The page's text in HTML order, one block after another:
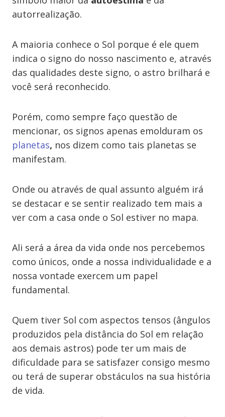
autorrealização.
A maioria conhece o Sol porque é ele quem
indica o signo do nosso nascimento e, através
das qualidades deste signo, o astro brilhará e
você será reconhecido.
Porém, como sempre faço questão de
mencionar, os signos apenas emolduram os
planetas, nos dizem como tais planetas se
manifestam.
Onde ou através de qual assunto alguém irá
se destacar e se sentir realizado tem mais a
ver com a casa onde o Sol estiver no mapa.
Ali será a área da vida onde nos percebemos
como únicos, onde a nossa individualidade e a
nossa vontade exercem um papel
fundamental.
Quem tiver Sol com aspectos tensos (ângulos
produzidos pela distância do Sol em relação
aos demais astros) pode ter um mais de
dificuldade para se satisfazer consigo mesmo
ou terá de superar obstáculos na sua história
de vida.